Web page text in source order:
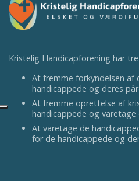
Kristelig Handicapforening har
At fremme forkyndelsen
handicappede og deres
At fremme oprettelse af
handicappede og varetage
At varetage de
for de handicappede og